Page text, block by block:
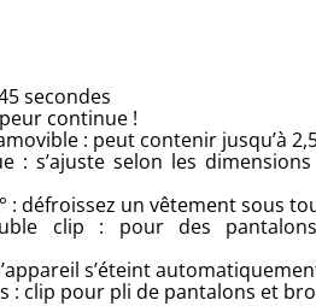
secondes
continue !
: peut contenir jusqu’à
: s’ajuste selon les
: défroissez un vêtement sous
clip : pour des
s’éteint
: clip pour pli de pantalons et